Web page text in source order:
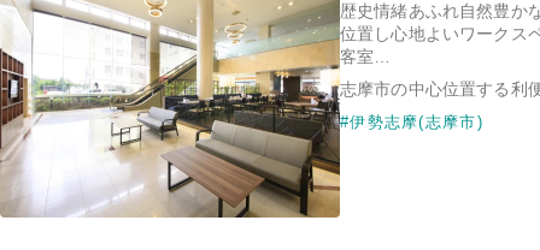
歴史情緒あふれ自然豊か
位置し心地よいワークス
客室…
志摩市の中心位置する利
#伊勢志摩(志摩市)